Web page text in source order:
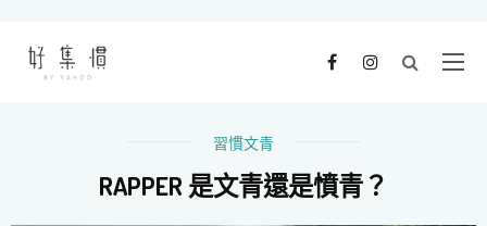
習慣文青
RAPPER 是文青還是憤青？